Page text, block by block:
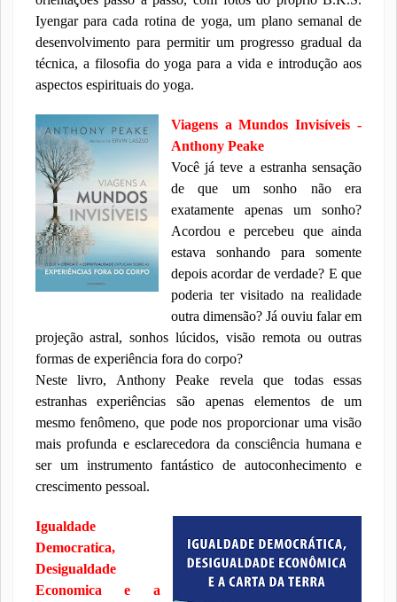
Iyengar para cada rotina de yoga, um plano semanal de
desenvolvimento para permitir um progresso gradual da
técnica, a filosofia do yoga para a vida e introdução aos
aspectos espirituais do yoga.
Viagens a Mundos Invisíveis -
Anthony Peake
Você já teve a estranha sensação
de que um sonho não era
exatamente apenas um sonho?
Acordou e percebeu que ainda
estava sonhando para somente
depois acordar de verdade? E que
poderia ter visitado na realidade
outra dimensão? Já ouviu falar em
projeção astral, sonhos lúcidos, visão remota ou outras
formas de experiência fora do corpo?
Neste livro, Anthony Peake revela que todas essas
estranhas experiências são apenas elementos de um
mesmo fenômeno, que pode nos proporcionar uma visão
mais profunda e esclarecedora da consciência humana e
ser um instrumento fantástico de autoconhecimento e
crescimento pessoal.
Igualdade
Democratica,
Desigualdade
Economica e a